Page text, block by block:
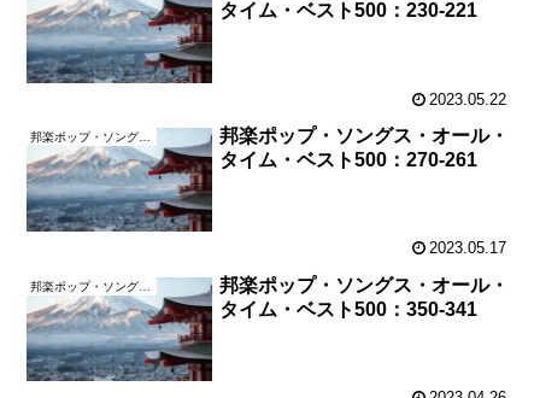
タイム・ベスト500：230-221
2023.05.22
邦楽ポップ・ソングス・オール・
タイム・ベスト500：270-261
2023.05.17
邦楽ポップ・ソングス・オール・
タイム・ベスト500：350-341